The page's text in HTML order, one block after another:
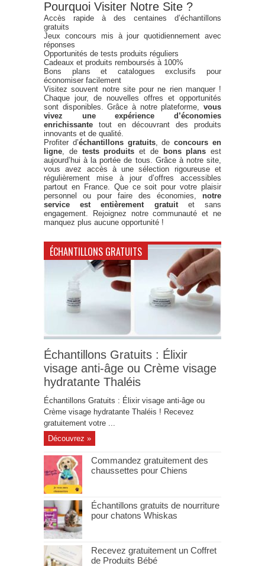
Pourquoi Visiter Notre Site ?
Accès rapide à des centaines d’échantillons
gratuits
Jeux concours mis à jour quotidiennement avec
réponses
Opportunités de tests produits réguliers
Cadeaux et produits remboursés à 100%
Bons plans et catalogues exclusifs pour
économiser facilement
Visitez souvent notre site pour ne rien manquer !
Chaque jour, de nouvelles offres et opportunités
sont disponibles. Grâce à notre plateforme, vous
vivez une expérience d’économies
enrichissante tout en découvrant des produits
innovants et de qualité.
Profiter d’échantillons gratuits, deconcours en
ligne, de tests produits et de bons plans est
aujourd’hui à la portée de tous. Grâce à notre site,
vous avez accès à une sélection rigoureuse et
régulièrement mise à jour d’offres accessibles
partout en France. Que ce soit pour votre plaisir
personnel ou pour faire des économies, notre
service est entièrement gratuitet sans
engagement. Rejoignez notre communauté et ne
manquez plus aucune opportunité !
ÉCHANTILLONS GRATUITS
Échantillons Gratuits : Élixir
visage anti-âge ou Crème visage
hydratante Thaléis
Échantillons Gratuits : Élixir visage anti-âge ou
Crème visage hydratante Thaléis ! Recevez
gratuitement votre ...
Découvrez »
Commandez gratuitement des
chaussettes pour Chiens
Échantillons gratuits de nourriture
pour chatons Whiskas
Recevez gratuitement un Coffret
de Produits Bébé